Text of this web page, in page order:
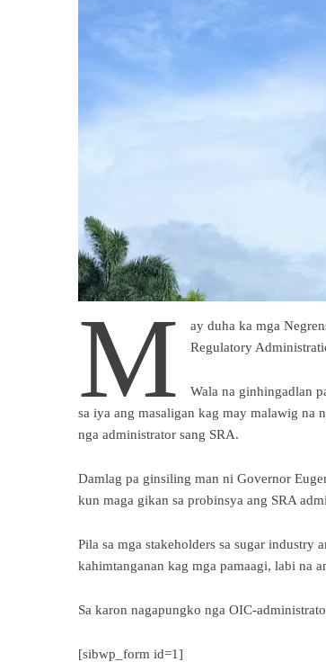
M
ay duha ka mga
Regulatory
Wala na ginhingadlan
sa iya ang masaligan kag may malawig na
nga administrator sang SRA.
Damlag pa ginsiling man ni Governor
kun maga gikan sa probinsya ang SRA
Pila sa mga stakeholders sa sugar industry
kahimtanganan kag mga pamaagi, labi na
Sa karon nagapungko nga OIC-
[sibwp_form id=1]